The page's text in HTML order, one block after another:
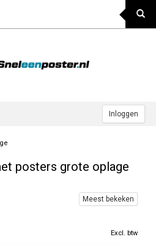
Inloggen
posters grote oplage
Meest bekeken
Excl. btw